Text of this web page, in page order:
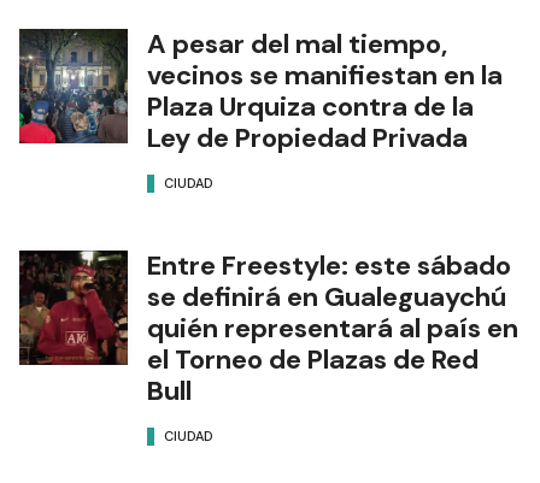
A pesar del mal tiempo,
vecinos se manifiestan en la
Plaza Urquiza contra de la
Ley de Propiedad Privada
CIUDAD
Entre Freestyle: este sábado
se definirá en Gualeguaychú
quién representará al país en
el Torneo de Plazas de Red
Bull
CIUDAD